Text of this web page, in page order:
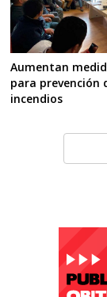
Aumentan
para prevención
incendios